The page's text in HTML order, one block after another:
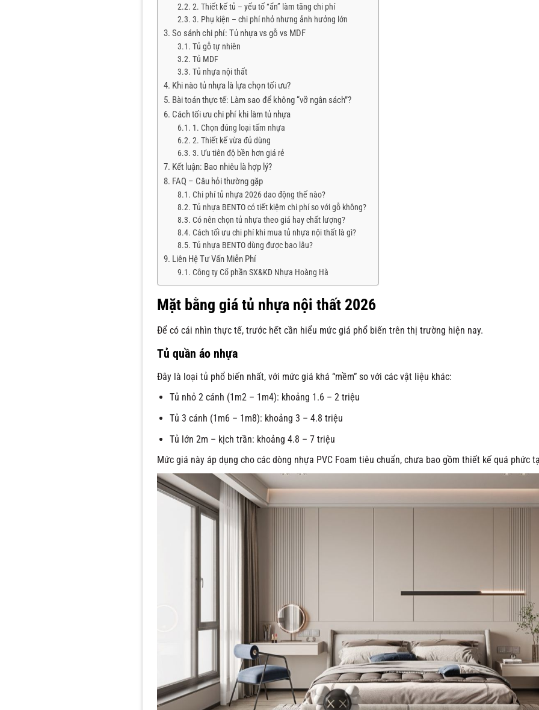
2. Thiết kế tủ – yếu tố “ẩn” làm tăng chi phí
3. Phụ kiện – chi phí nhỏ nhưng ảnh hưởng lớn
So sánh chi phí: Tủ nhựa vs gỗ vs MDF
Tủ gỗ tự nhiên
Tủ MDF
Tủ nhựa nội thất
Khi nào tủ nhựa là lựa chọn tối ưu?
Bài toán thực tế: Làm sao để không “vỡ ngân sách”?
Cách tối ưu chi phí khi làm tủ nhựa
1. Chọn đúng loại tấm nhựa
2. Thiết kế vừa đủ dùng
3. Ưu tiên độ bền hơn giá rẻ
Kết luận: Bao nhiêu là hợp lý?
FAQ – Câu hỏi thường gặp
Chi phí tủ nhựa 2026 dao động thế nào?
Tủ nhựa BENTO có tiết kiệm chi phí so với gỗ không?
Có nên chọn tủ nhựa theo giá hay chất lượng?
Cách tối ưu chi phí khi mua tủ nhựa nội thất là gì?
Tủ nhựa BENTO dùng được bao lâu?
Liên Hệ Tư Vấn Miễn Phí
Công ty Cổ phần SX&KD Nhựa Hoàng Hà
Mặt bằng giá tủ nhựa nội thất 2026
Để có cái nhìn thực tế, trước hết cần hiểu mức giá phổ biến trên thị trường hiện nay.
Tủ quần áo nhựa
Đây là loại tủ phổ biến nhất, với mức giá khá “mềm” so với các vật liệu khác:
Tủ nhỏ 2 cánh (1m2 – 1m4): khoảng 1.6 – 2 triệu
Tủ 3 cánh (1m6 – 1m8): khoảng 3 – 4.8 triệu
Tủ lớn 2m – kịch trần: khoảng 4.8 – 7 triệu
Mức giá này áp dụng cho các dòng nhựa PVC Foam tiêu chuẩn, chưa bao gồm thiết kế quá phức